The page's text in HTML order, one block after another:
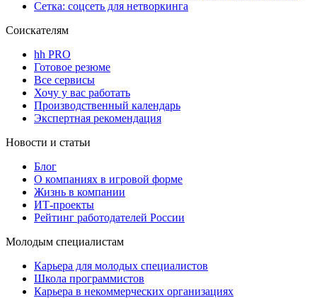
Сетка: соцсеть для нетворкинга
Соискателям
hh PRO
Готовое резюме
Все сервисы
Хочу у вас работать
Производственный календарь
Экспертная рекомендация
Новости и статьи
Блог
О компаниях в игровой форме
Жизнь в компании
ИТ-проекты
Рейтинг работодателей России
Молодым специалистам
Карьера для молодых специалистов
Школа программистов
Карьера в некоммерческих организациях